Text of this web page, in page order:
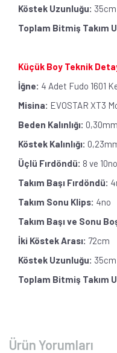
Köstek Uzunluğu: 35cm
Toplam Bitmiş Takım
Küçük Boy Teknik
İğne: 4 Adet Fudo 1601
Misina: EVOSTAR XT3
Beden Kalınlığı: 0,30mm
Köstek Kalınlığı:
Üçlü Fırdöndü: 8 ve 10no
Takım Başı Fırdöndü:
Takım Sonu Klips: 4no
Takım Başı ve Sonu
İki Köstek Arası: 72cm
Köstek Uzunluğu: 35cm
Toplam Bitmiş Takım
Ürün Yorumları